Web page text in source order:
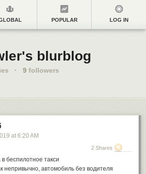
POPULAR LOG IN
blurblog
· 9 followers
at 6:20 AM
2 Shares
беспилотное такси
непривычно, автомобиль без водителя